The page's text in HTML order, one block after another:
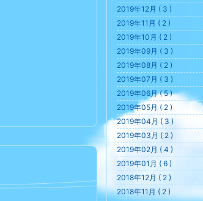
2019年12月 ( 3 )
2019年11月 ( 2 )
2019年10月 ( 2 )
2019年09月 ( 3 )
2019年08月 ( 2 )
2019年07月 ( 3 )
2019年06月 ( 5 )
2019年05月 ( 2 )
2019年04月 ( 3 )
2019年03月 ( 2 )
2019年02月 ( 4 )
2019年01月 ( 6 )
2018年12月 ( 2 )
2018年11月 ( 2 )